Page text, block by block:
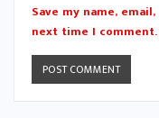
Save my name,
next time I comment.